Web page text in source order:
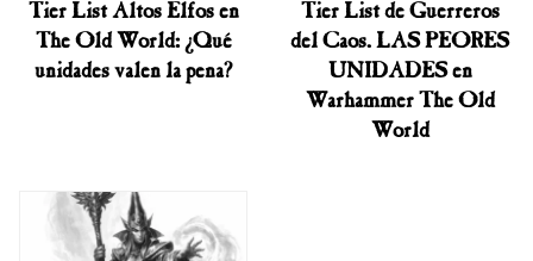
Tier List Altos Elfos en
The Old World: ¿Qué
unidades valen la pena?
Tier List de Guerreros
del Caos. LAS PEORES
UNIDADES en
Warhammer The Old
World